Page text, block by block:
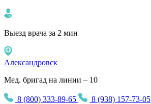
Выезд врача за 2 мин
Александровск
Мед. бригад на линии – 10
8 (800) 333-89-65
8 (938) 157-73-05